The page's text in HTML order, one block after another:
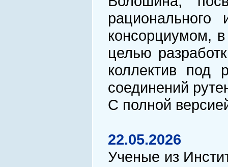
консорциумом,
целью
коллектив под
соединений
С полной
22.05.2026
Ученые из